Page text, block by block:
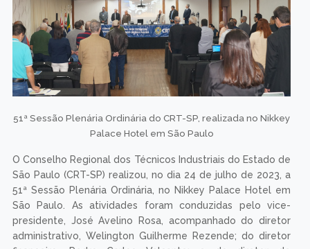
51ª Sessão Plenária Ordinária do CRT-SP, realizada no Nikkey
Palace Hotel em São Paulo
O Conselho Regional dos Técnicos Industriais do Estado de
São Paulo (CRT-SP) realizou, no dia 24 de julho de 2023, a
51ª Sessão Plenária Ordinária, no Nikkey Palace Hotel em
São Paulo. As atividades foram conduzidas pelo vice-
presidente, José Avelino Rosa, acompanhado do diretor
administrativo, Welington Guilherme Rezende; do diretor